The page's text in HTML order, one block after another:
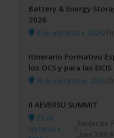
Battery & Energy
2026
8 de septiembre, 2026/
Itinerario Formativo
los OCS y para las EICIS
14 de septiembre, 2026/
II AEVERSU SUMMIT
29 de
septiembre,
/
Fundación
Juan XXIII